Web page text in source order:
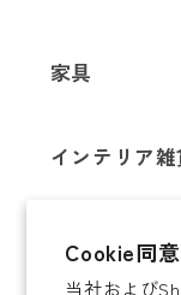
Cookie同意
当社および
シーリング
テーブルライ
ブラケット
家具
チェア
ソファ / ベ
インテリア雑
オブジェ
即納商品